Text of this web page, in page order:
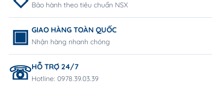
Bảo hành theo tiêu chuẩn NSX
GIAO HÀNG TOÀN QUỐC
Nhận hàng nhanh chóng
HỖ TRỢ 24/7
Hotline: 0978.39.03.39